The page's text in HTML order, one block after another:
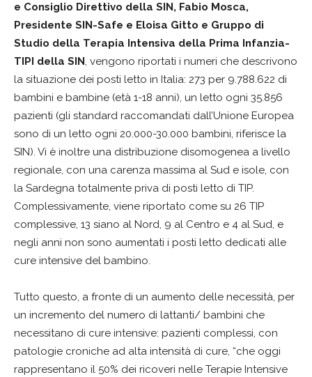
e Consiglio Direttivo della SIN, Fabio Mosca,
Presidente SIN-Safe e Eloisa Gitto e Gruppo di
Studio della Terapia Intensiva della Prima Infanzia-
TIPI della SIN, vengono riportati i numeri che descrivono
la situazione dei posti letto in Italia: 273 per 9.788.622 di
bambini e bambine (età 1-18 anni), un letto ogni 35.856
pazienti (gli standard raccomandati dall’Unione Europea
sono di un letto ogni 20.000-30.000 bambini, riferisce la
SIN). Vi è inoltre una distribuzione disomogenea a livello
regionale, con una carenza massima al Sud e isole, con
la Sardegna totalmente priva di posti letto di TIP.
Complessivamente, viene riportato come su 26 TIP
complessive, 13 siano al Nord, 9 al Centro e 4 al Sud, e
negli anni non sono aumentati i posti letto dedicati alle
cure intensive del bambino.
Tutto questo, a fronte di un aumento delle necessità, per
un incremento del numero di lattanti/ bambini che
necessitano di cure intensive: pazienti complessi, con
patologie croniche ad alta intensità di cure, “che oggi
rappresentano il 50% dei ricoveri nelle Terapie Intensive